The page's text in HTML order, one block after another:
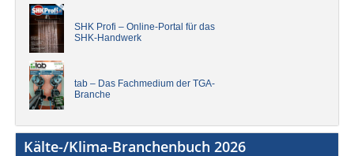
SHK Profi – Online-Portal für das
SHK-Handwerk
tab – Das Fachmedium der TGA-
Branche
Kälte-/Klima-Branchenbuch 2026